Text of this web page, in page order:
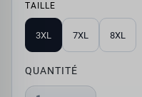
TAILLE
3XL 7XL 8XL
QUANTITÉ